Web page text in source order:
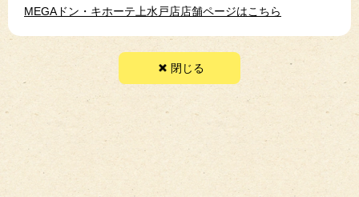
MEGAドン・キホーテ上水戸店店舗ページはこちら
閉じる